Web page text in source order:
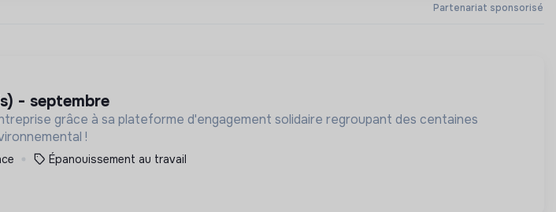
Partenariat sponsorisé
- septembre
grâce à sa plateforme d'engagement solidaire regroupant des centaines
!
Épanouissement au travail